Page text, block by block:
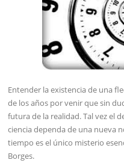
Entender la existencia de una
de los años por venir que sin
futura de la realidad. Tal vez el
ciencia dependa de una nueva
tiempo es el único misterio
Borges.